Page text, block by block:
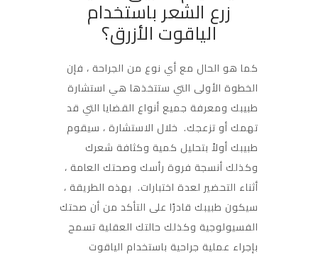
زرع الشعر باستخدام
الياقوت الأزرق؟
كما هو الحال مع أي نوع من الجراحة ، فإن
الخطوة الأولى التي ستتخذها هي استشارة
طبيبك ومعرفة جميع أنواع القضايا التي قد
تهمك أو تزعجك. خلال الاستشارة ، سيقوم
طبيبك أولاً بتحليل كمية وكثافة شعرك
وكذلك أنسجة فروة رأسك وصحتك العامة ،
أثناء التحضير لعدة اختبارات. بهذه الطريقة ،
سيكون طبيبك قادرًا على التأكد من أن صحتك
الفسيولوجية وكذلك حالتك العقلية تسمح
بإجراء عملية جراحية باستخدام الياقوت